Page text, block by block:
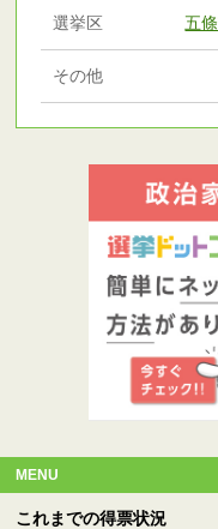
選挙区 五
その他
MENU
これまでの得票状況